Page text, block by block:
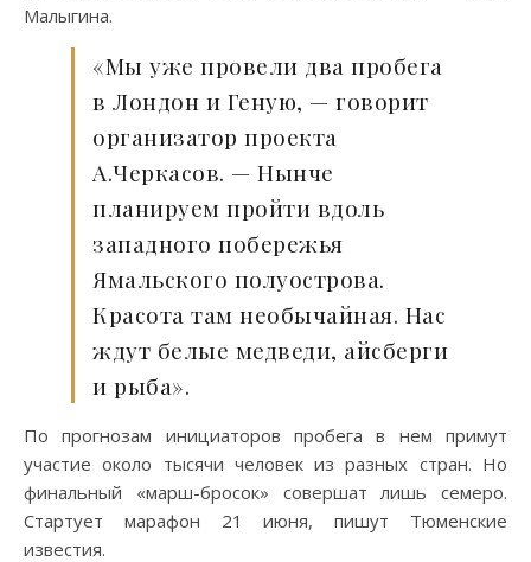
Малыгина.
«Мы уже провели два пробега
в Лондон и Геную, — говорит
организатор проекта
А.Черкасов. — Нынче
планируем пройти вдоль
западного побережья
Ямальского полуострова.
Красота там необычайная. Нас
ждут белые медведи, айсберги
и рыба».
По прогнозам инициаторов пробега в нем примут
участие около тысячи человек из разных стран. Но
финальный «марш-бросок» совершат лишь семеро.
Стартует марафон 21 июня, пишут Тюменские
известия.